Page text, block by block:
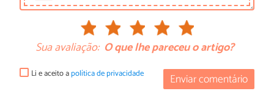
Sua avaliação: O que lhe pareceu o artigo?
Enviar comentário
Li e aceito apolítica de privacidade